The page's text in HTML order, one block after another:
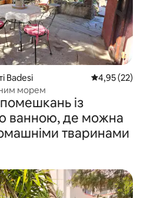
Badesi Середня
4,95 (22)
морем
із
ванною, де можна
тваринами